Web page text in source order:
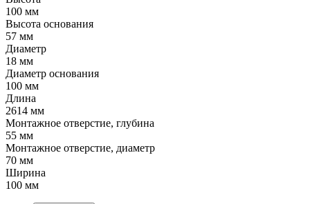
100 мм
Высота основания
57 мм
Диаметр
18 мм
Диаметр основания
100 мм
Длина
2614 мм
Монтажное отверстие, глубина
55 мм
Монтажное отверстие, диаметр
70 мм
Ширина
100 мм